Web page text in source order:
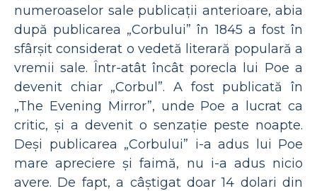
numeroaselor sale publicații anterioare, abia
după publicarea „Corbului” în 1845 a fost în
sfârșit considerat o vedetă literară populară a
vremii sale. Într-atât încât porecla lui Poe a
devenit chiar „Corbul”. A fost publicată în
„The Evening Mirror”, unde Poe a lucrat ca
critic, și a devenit o senzație peste noapte.
Deși publicarea „Corbului” i-a adus lui Poe
mare apreciere și faimă, nu i-a adus nicio
avere. De fapt, a câștigat doar 14 dolari din